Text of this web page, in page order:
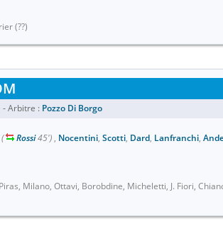
(??)
- Arbitre : Pozzo Di Borgo
( Rossi45') , Nocentini, Scotti, Dard, Lanfranchi,
Milano, Ottavi, Borobdine, Micheletti, J. Fiori,